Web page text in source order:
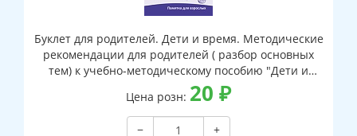
Буклет для родителей. Дети и время. Методические
рекомендации для родителей ( разбор основных
тем) к учебно-методическому пособию "Дети и
время"
Цена розн: 20 ₽
− +